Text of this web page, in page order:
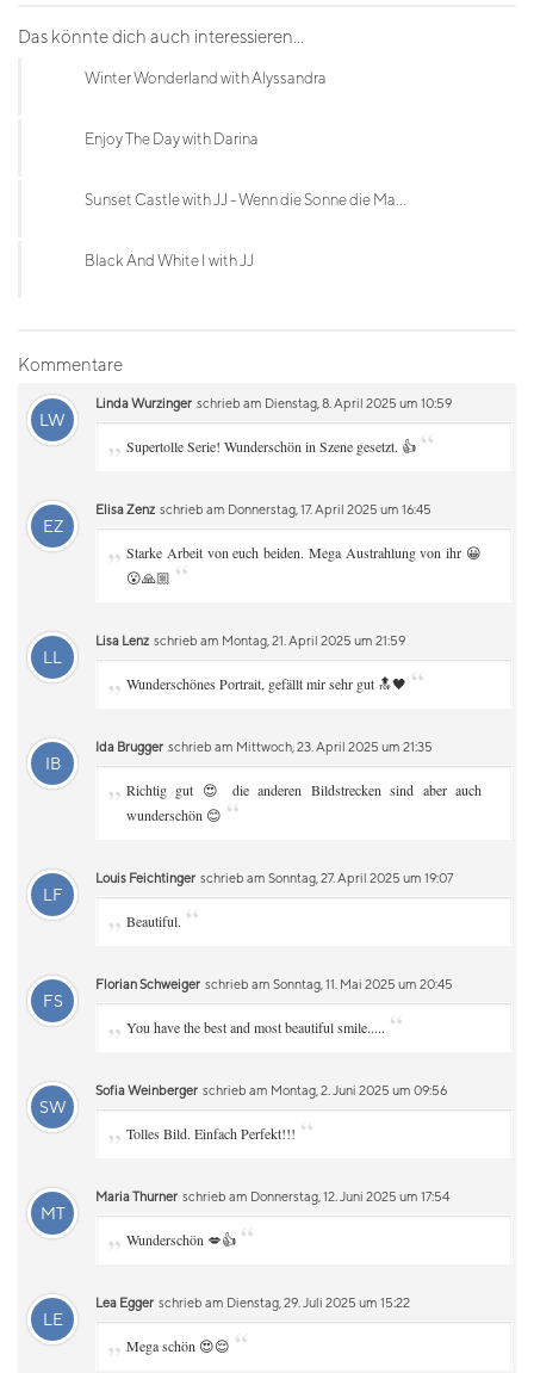
Das könnte dich auch interessieren...
Winter Wonderland with Alyssandra
Enjoy The Day with Darina
Sunset Castle with JJ - Wenn die Sonne die Ma...
Black And White I with JJ
Kommentare
LW
Linda Wurzinger schrieb am Dienstag, 8. April 2025 um 10:59
„ Supertolle Serie! Wunderschön in Szene gesetzt. 👍 “
EZ
Elisa Zenz schrieb am Donnerstag, 17. April 2025 um 16:45
„ Starke Arbeit von euch beiden. Mega Austrahlung von ihr 😀
😮🙏🏼 “
LL
Lisa Lenz schrieb am Montag, 21. April 2025 um 21:59
„ Wunderschönes Portrait, gefällt mir sehr gut 🔝🖤 “
IB
Ida Brugger schrieb am Mittwoch, 23. April 2025 um 21:35
„ Richtig gut 😍 die anderen Bildstrecken sind aber auch
wunderschön 😊 “
LF
Louis Feichtinger schrieb am Sonntag, 27. April 2025 um 19:07
„ Beautiful. “
FS
Florian Schweiger schrieb am Sonntag, 11. Mai 2025 um 20:45
„ You have the best and most beautiful smile..... “
SW
Sofia Weinberger schrieb am Montag, 2. Juni 2025 um 09:56
„ Tolles Bild. Einfach Perfekt!!! “
MT
Maria Thurner schrieb am Donnerstag, 12. Juni 2025 um 17:54
„ Wunderschön 💋👍 “
LE
Lea Egger schrieb am Dienstag, 29. Juli 2025 um 15:22
„ Mega schön 😍😌 “